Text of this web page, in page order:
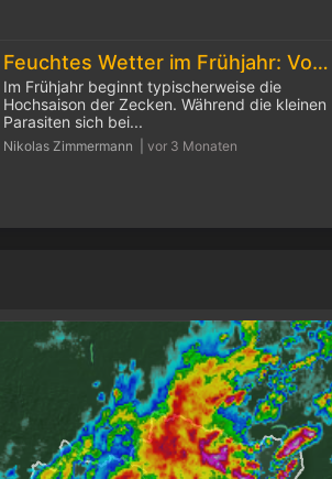
Feuchtes Wetter im Frühjahr: Vorsicht Zecken!
Nikolas Zimmermann | vor 3 Monaten
Im Frühjahr beginnt typischerweise die
Hochsaison der Zecken. Während die kleinen
Parasiten sich bei...